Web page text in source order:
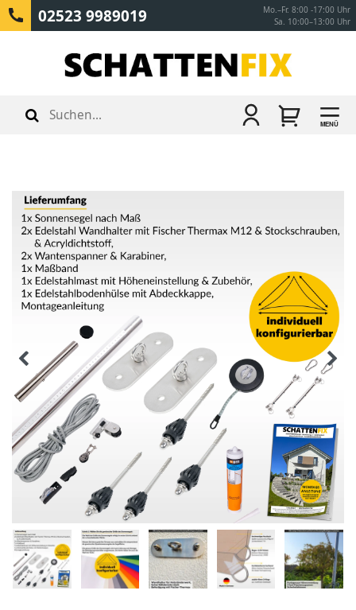
02523 9989019
Mo.–Fr. 8:00 -17:00 Uhr
Sa. 10:00–13:00 Uhr
MENÜ